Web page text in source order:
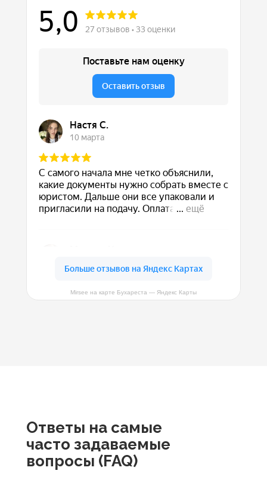
Mirsee на карте Бухареста — Яндекс Карты
Ответы на самые
часто задаваемые
вопросы (FAQ)